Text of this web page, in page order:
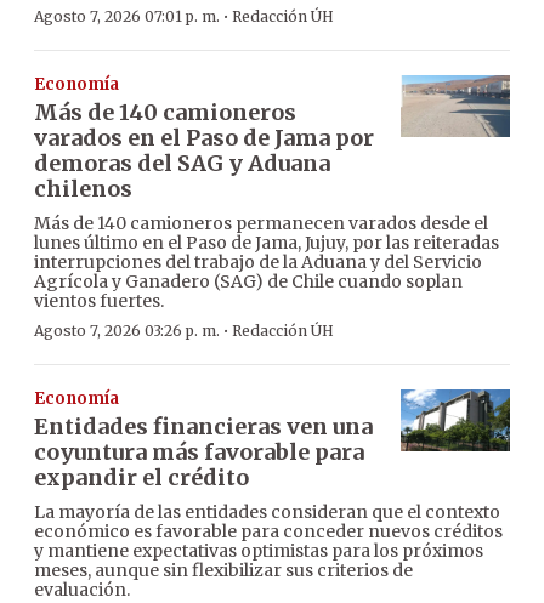
Agosto 7, 2026 07:01 p. m. · Redacción ÚH
Economía
Más de 140 camioneros
varados en el Paso de Jama por
demoras del SAG y Aduana
chilenos
Más de 140 camioneros permanecen varados desde el
lunes último en el Paso de Jama, Jujuy, por las reiteradas
interrupciones del trabajo de la Aduana y del Servicio
Agrícola y Ganadero (SAG) de Chile cuando soplan
vientos fuertes.
Agosto 7, 2026 03:26 p. m. · Redacción ÚH
Economía
Entidades financieras ven una
coyuntura más favorable para
expandir el crédito
La mayoría de las entidades consideran que el contexto
económico es favorable para conceder nuevos créditos
y mantiene expectativas optimistas para los próximos
meses, aunque sin flexibilizar sus criterios de
evaluación.